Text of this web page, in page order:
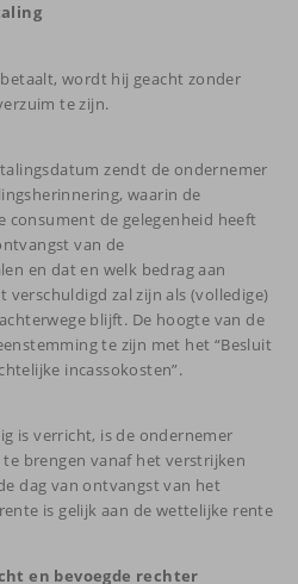
wordt hij geacht zonder
te zijn.
zendt de ondernemer
waarin de
de gelegenheid heeft
van de
en dat en welk bedrag aan
verschuldigd zal zijn als (volledige)
blijft. De hoogte van de
te zijn met het “Besluit
incassokosten”.
is verricht, is de ondernemer
brengen vanaf het verstrijken
dag van ontvangst van het
is gelijk aan de wettelijke rente
en bevoegde rechter